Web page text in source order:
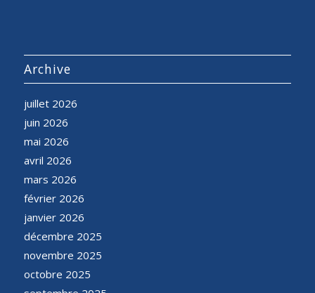
Archive
juillet 2026
juin 2026
mai 2026
avril 2026
mars 2026
février 2026
janvier 2026
décembre 2025
novembre 2025
octobre 2025